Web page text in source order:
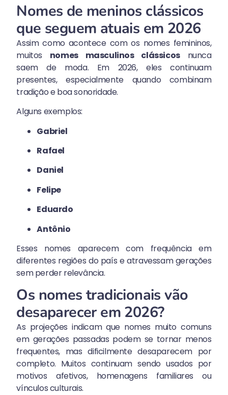
Nomes de meninos clássicos
que seguem atuais em 2026
Assim como acontece com os nomes femininos,
muitos nomes masculinos clássicosnunca
saem de moda. Em 2026, eles continuam
presentes, especialmente quando combinam
tradição e boa sonoridade.
Alguns exemplos:
Gabriel
Rafael
Daniel
Felipe
Eduardo
Antônio
Esses nomes aparecem com frequência em
diferentes regiões do país e atravessam gerações
sem perder relevância.
Os nomes tradicionais vão
desaparecer em 2026?
As projeções indicam que nomes muito comuns
em gerações passadas podem se tornar menos
frequentes, mas dificilmente desaparecem por
completo. Muitos continuam sendo usados por
motivos afetivos, homenagens familiares ou
vínculos culturais.